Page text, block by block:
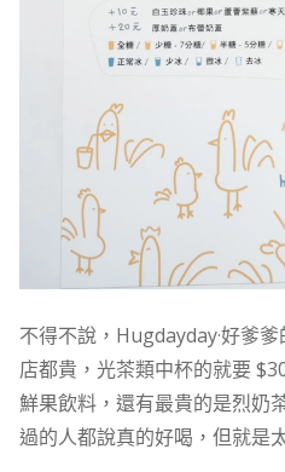
不得不說，Hugdayday·好爹
店都貴，光茶類中杯的就要
鮮果飲料，還有最貴的是烈奶
過的人都說真的好喝，但就是